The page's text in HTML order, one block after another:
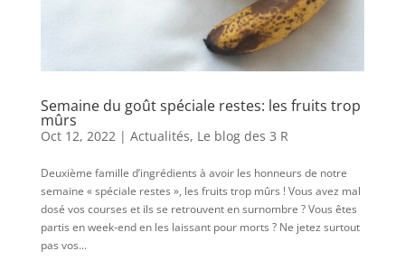
Semaine du goût spéciale restes: les fruits trop
mûrs
Oct 12, 2022| Actualités, Le blog des 3 R
Deuxième famille d’ingrédients à avoir les honneurs de notre
semaine « spéciale restes », les fruits trop mûrs ! Vous avez mal
dosé vos courses et ils se retrouvent en surnombre ? Vous êtes
partis en week-end en les laissant pour morts ? Ne jetez surtout
pas vos...